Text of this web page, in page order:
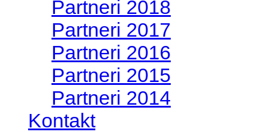
Partneri 2018
Partneri 2017
Partneri 2016
Partneri 2015
Partneri 2014
Kontakt